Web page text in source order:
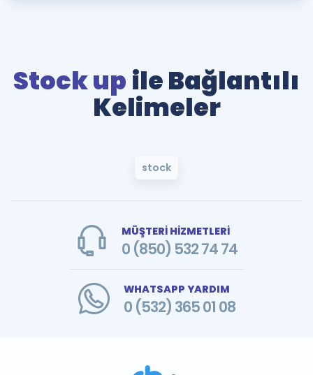
Stock up ile Bağlantılı
Kelimeler
stock
MÜŞTERİ HİZMETLERİ
0 (850) 532 74 74
WHATSAPP YARDIM
0 (532) 365 01 08